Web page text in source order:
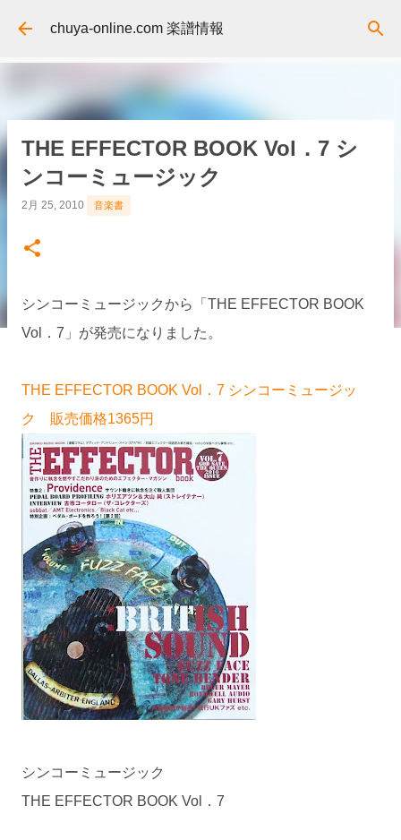
スキップしてメイン コンテンツに移動
chuya-online.com 楽譜情報
THE EFFECTOR BOOK Vol．7 シ
ンコーミュージック
2月 25, 2010 音楽書
シンコーミュージックから「THE EFFECTOR BOOK
Vol．7」が発売になりました。
THE EFFECTOR BOOK Vol．7 シンコーミュージッ
ク 販売価格1365円
シンコーミュージック
THE EFFECTOR BOOK Vol．7